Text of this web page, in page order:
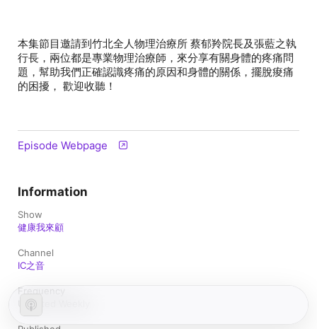
本集節目邀請到竹北全人物理治療所 蔡郁羚院長及張藍之執
行長，兩位都是專業物理治療師，來分享有關身體的疼痛問
題，幫助我們正確認識疼痛的原因和身體的關係，擺脫痠痛
的困擾， 歡迎收聽！
Episode Webpage
Information
Show
健康我來顧
Channel
IC之音
Frequency
Updated Weekly